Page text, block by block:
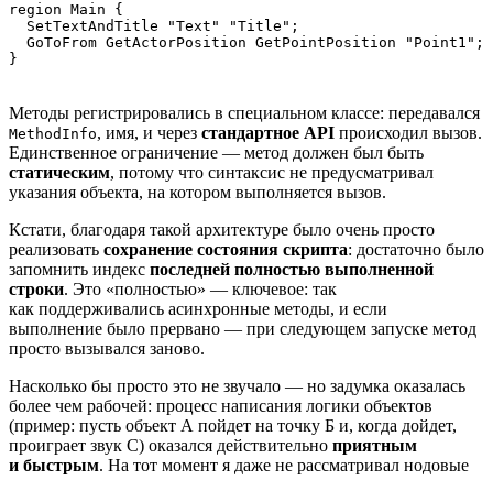
region Main {
  SetTextAndTitle "Text" "Title";
  GoToFrom GetActorPosition GetPointPosition "Point1";
}
Методы регистрировались в специальном классе: передавался
MethodInfo, имя, и через стандартное API происходил вызов.
Единственное ограничение — метод должен был быть
статическим, потому что синтаксис не предусматривал
указания объекта, на котором выполняется вызов.
Кстати, благодаря такой архитектуре было очень просто
реализовать сохранение состояния скрипта: достаточно было
запомнить индекс последней полностью выполненной
строки. Это «полностью» — ключевое: так
как поддерживались асинхронные методы, и если
выполнение было прервано — при следующем запуске метод
просто вызывался заново.
Насколько бы просто это не звучало — но задумка оказалась
более чем рабочей: процесс написания логики объектов
(пример: пусть объект А пойдет на точку Б и, когда дойдет,
проиграет звук С) оказался действительно приятным
и быстрым. На тот момент я даже не рассматривал нодовые